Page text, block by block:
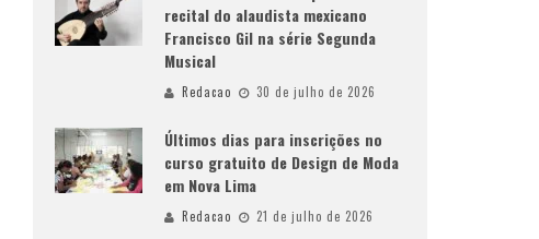
recital do alaudista mexicano
Francisco Gil na série Segunda
Musical
Redacao 30 de julho de 2026
Últimos dias para inscrições no
curso gratuito de Design de Moda
em Nova Lima
Redacao 21 de julho de 2026